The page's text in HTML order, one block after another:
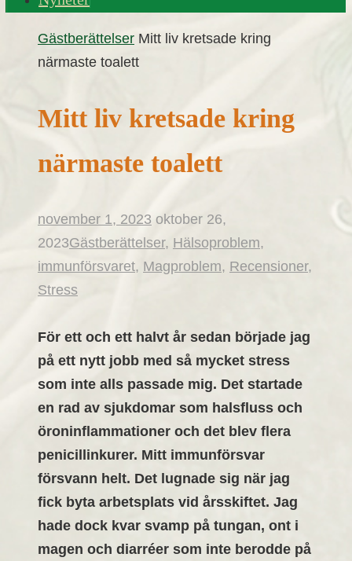
Home
Gästberättelser Mitt liv kretsade kring
närmaste toalett
Mitt liv kretsade kring
närmaste toalett
november 1, 2023 oktober 26,
2023Gästberättelser, Hälsoproblem,
immunförsvaret, Magproblem, Recensioner,
Stress
För ett och ett halvt år sedan började jag
på ett nytt jobb med så mycket stress
som inte alls passade mig. Det startade
en rad av sjukdomar som halsfluss och
öroninflammationer och det blev flera
penicillinkurer. Mitt immunförsvar
försvann helt. Det lugnade sig när jag
fick byta arbetsplats vid årsskiftet. Jag
hade dock kvar svamp på tungan, ont i
magen och diarréer som inte berodde på